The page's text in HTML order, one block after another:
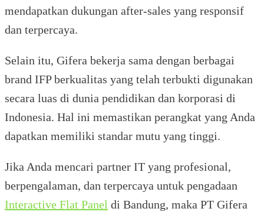
mendapatkan dukungan after-sales yang responsif
dan terpercaya.
Selain itu, Gifera bekerja sama dengan berbagai
brand IFP berkualitas yang telah terbukti digunakan
secara luas di dunia pendidikan dan korporasi di
Indonesia. Hal ini memastikan perangkat yang Anda
dapatkan memiliki standar mutu yang tinggi.
Jika Anda mencari partner IT yang profesional,
berpengalaman, dan terpercaya untuk pengadaan
Interactive Flat Panel di Bandung, maka PT Gifera